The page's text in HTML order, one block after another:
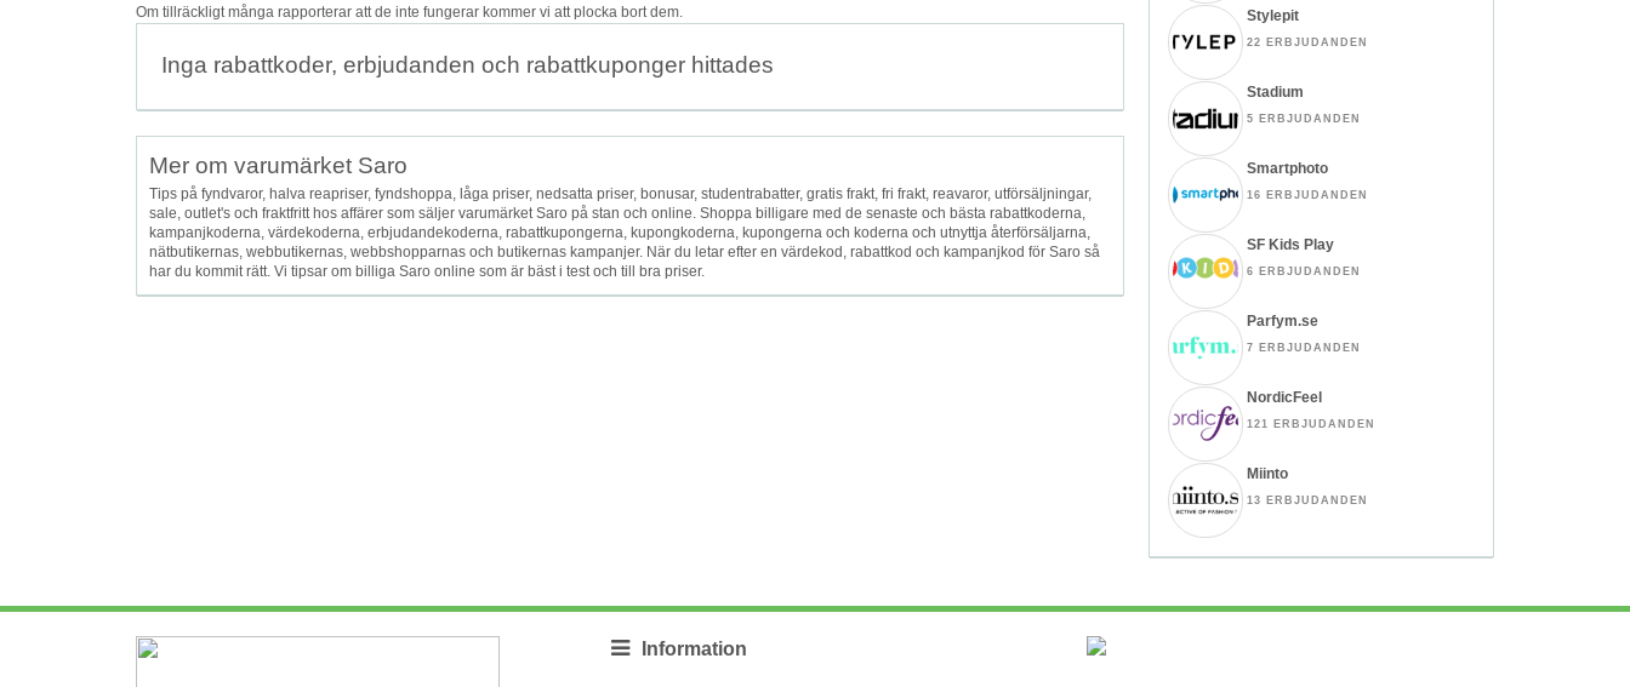
Om tillräckligt många rapporterar att de inte fungerar kommer vi att plocka bort dem.
Inga rabattkoder, erbjudanden och rabattkuponger hittades
Mer om varumärket Saro
Tips på fyndvaror, halva reapriser, fyndshoppa, låga priser, nedsatta priser, bonusar, studentrabatter, gratis frakt, fri frakt, reavaror, utförsäljningar,
sale, outlet's och fraktfritt hos affärer som säljer varumärket Saro på stan och online. Shoppa billigare med de senaste och bästa rabattkoderna,
kampanjkoderna, värdekoderna, erbjudandekoderna, rabattkupongerna, kupongkoderna, kupongerna och koderna och utnyttja återförsäljarna,
nätbutikernas, webbutikernas, webbshopparnas och butikernas kampanjer. När du letar efter en värdekod, rabattkod och kampanjkod för Saro så
har du kommit rätt. Vi tipsar om billiga Saro online som är bäst i test och till bra priser.
Stylepit
22 ERBJUDANDEN
Stadium
5 ERBJUDANDEN
Smartphoto
16 ERBJUDANDEN
SF Kids Play
6 ERBJUDANDEN
Parfym.se
7 ERBJUDANDEN
NordicFeel
121 ERBJUDANDEN
Miinto
13 ERBJUDANDEN
Information